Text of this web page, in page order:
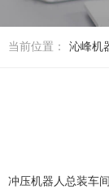
当前位置： 沁峰机
冲压机器人总装车间